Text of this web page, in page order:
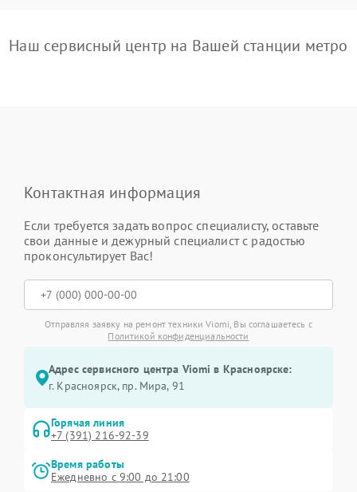
Наш сервисный центр на Вашей станции метро
Контактная информация
Если требуется задать вопрос специалисту, оставьте
свои данные и дежурный специалист с радостью
проконсультирует Вас!
Отправляя заявку на ремонт техники Viomi, Вы соглашаетесь с
Политикой конфиденциальности
Адрес сервисного центра Viomi в Красноярске:
г. Красноярск, ​пр. Мира, 91
Горячая линия
+7 (391) 216-92-39
Время работы
Ежедневно с 9:00 до 21:00